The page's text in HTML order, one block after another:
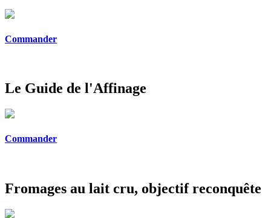
Commander
Le Guide de l'Affinage
Commander
Fromages au lait cru, objectif reconquête